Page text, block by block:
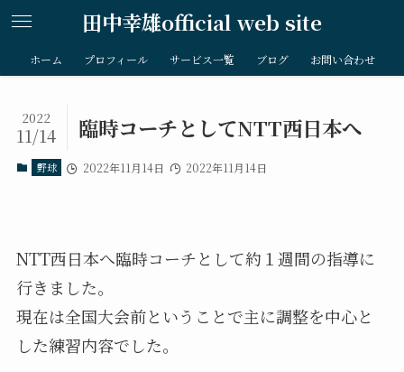
田中幸雄official web site
ホーム プロフィール サービス一覧 ブログ お問い合わせ
臨時コーチとしてNTT西日本へ
2022
11/14
野球 2022年11月14日 2022年11月14日
NTT西日本へ臨時コーチとして約１週間の指導に
行きました。
現在は全国大会前ということで主に調整を中心と
した練習内容でした。